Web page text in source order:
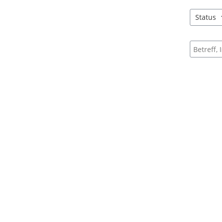
Status
Suche